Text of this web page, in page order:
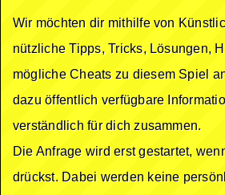
Wir möchten dir mithilfe von
nützliche Tipps, Tricks, Lösungen,
mögliche Cheats zu diesem Spiel
dazu öffentlich verfügbare
verständlich für dich zusammen.
Die Anfrage wird erst gestartet,
drückst. Dabei werden keine